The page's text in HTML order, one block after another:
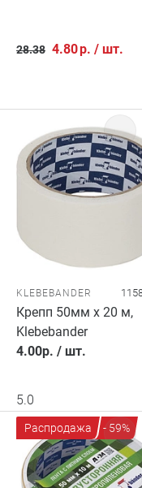
28.38 4.80р. / шт.
KLEBEBANDER
Крепп 50мм х 20 м,
Klebebander
4.00р. / шт.
5.0
Распродажа - 59%